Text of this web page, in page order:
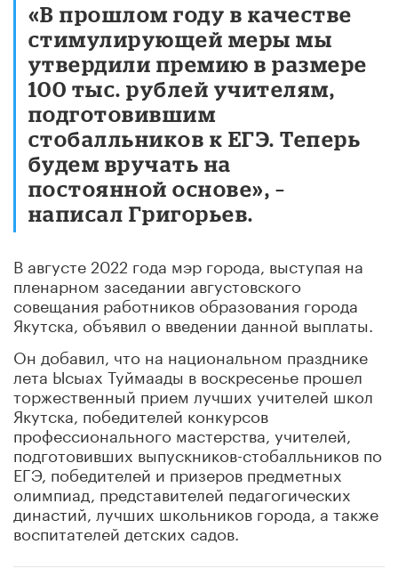
«В прошлом году в качестве
стимулирующей меры мы
утвердили премию в размере
100 тыс. рублей учителям,
подготовившим
стобалльников к ЕГЭ. Теперь
будем вручать на
постоянной основе», –
написал Григорьев.
В августе 2022 года мэр города, выступая на
пленарном заседании августовского
совещания работников образования города
Якутска, объявил о введении данной выплаты.
Он добавил, что на национальном празднике
лета Ысыах Туймаады в воскресенье прошел
торжественный прием лучших учителей школ
Якутска, победителей конкурсов
профессионального мастерства, учителей,
подготовивших выпускников-стобалльников по
ЕГЭ, победителей и призеров предметных
олимпиад, представителей педагогических
династий, лучших школьников города, а также
воспитателей детских садов.